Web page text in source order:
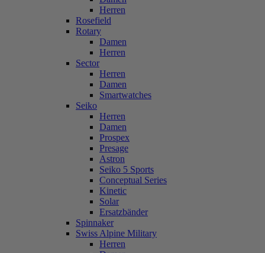
Herren
Rosefield
Rotary
Damen
Herren
Sector
Herren
Damen
Smartwatches
Seiko
Herren
Damen
Prospex
Presage
Astron
Seiko 5 Sports
Conceptual Series
Kinetic
Solar
Ersatzbänder
Spinnaker
Swiss Alpine Military
Herren